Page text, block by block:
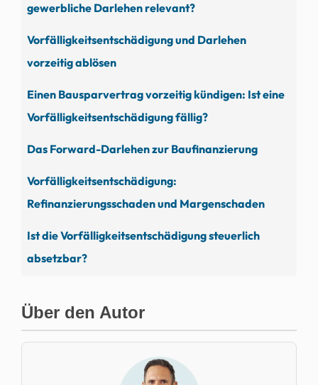
gewerbliche Darlehen relevant?
Vorfälligkeitsentschädigung und Darlehen
vorzeitig ablösen
Einen Bausparvertrag vorzeitig kündigen: Ist eine
Vorfälligkeitsentschädigung fällig?
Das Forward-Darlehen zur Baufinanzierung
Vorfälligkeitsentschädigung:
Refinanzierungsschaden und Margenschaden
Ist die Vorfälligkeitsentschädigung steuerlich
absetzbar?
Über den Autor